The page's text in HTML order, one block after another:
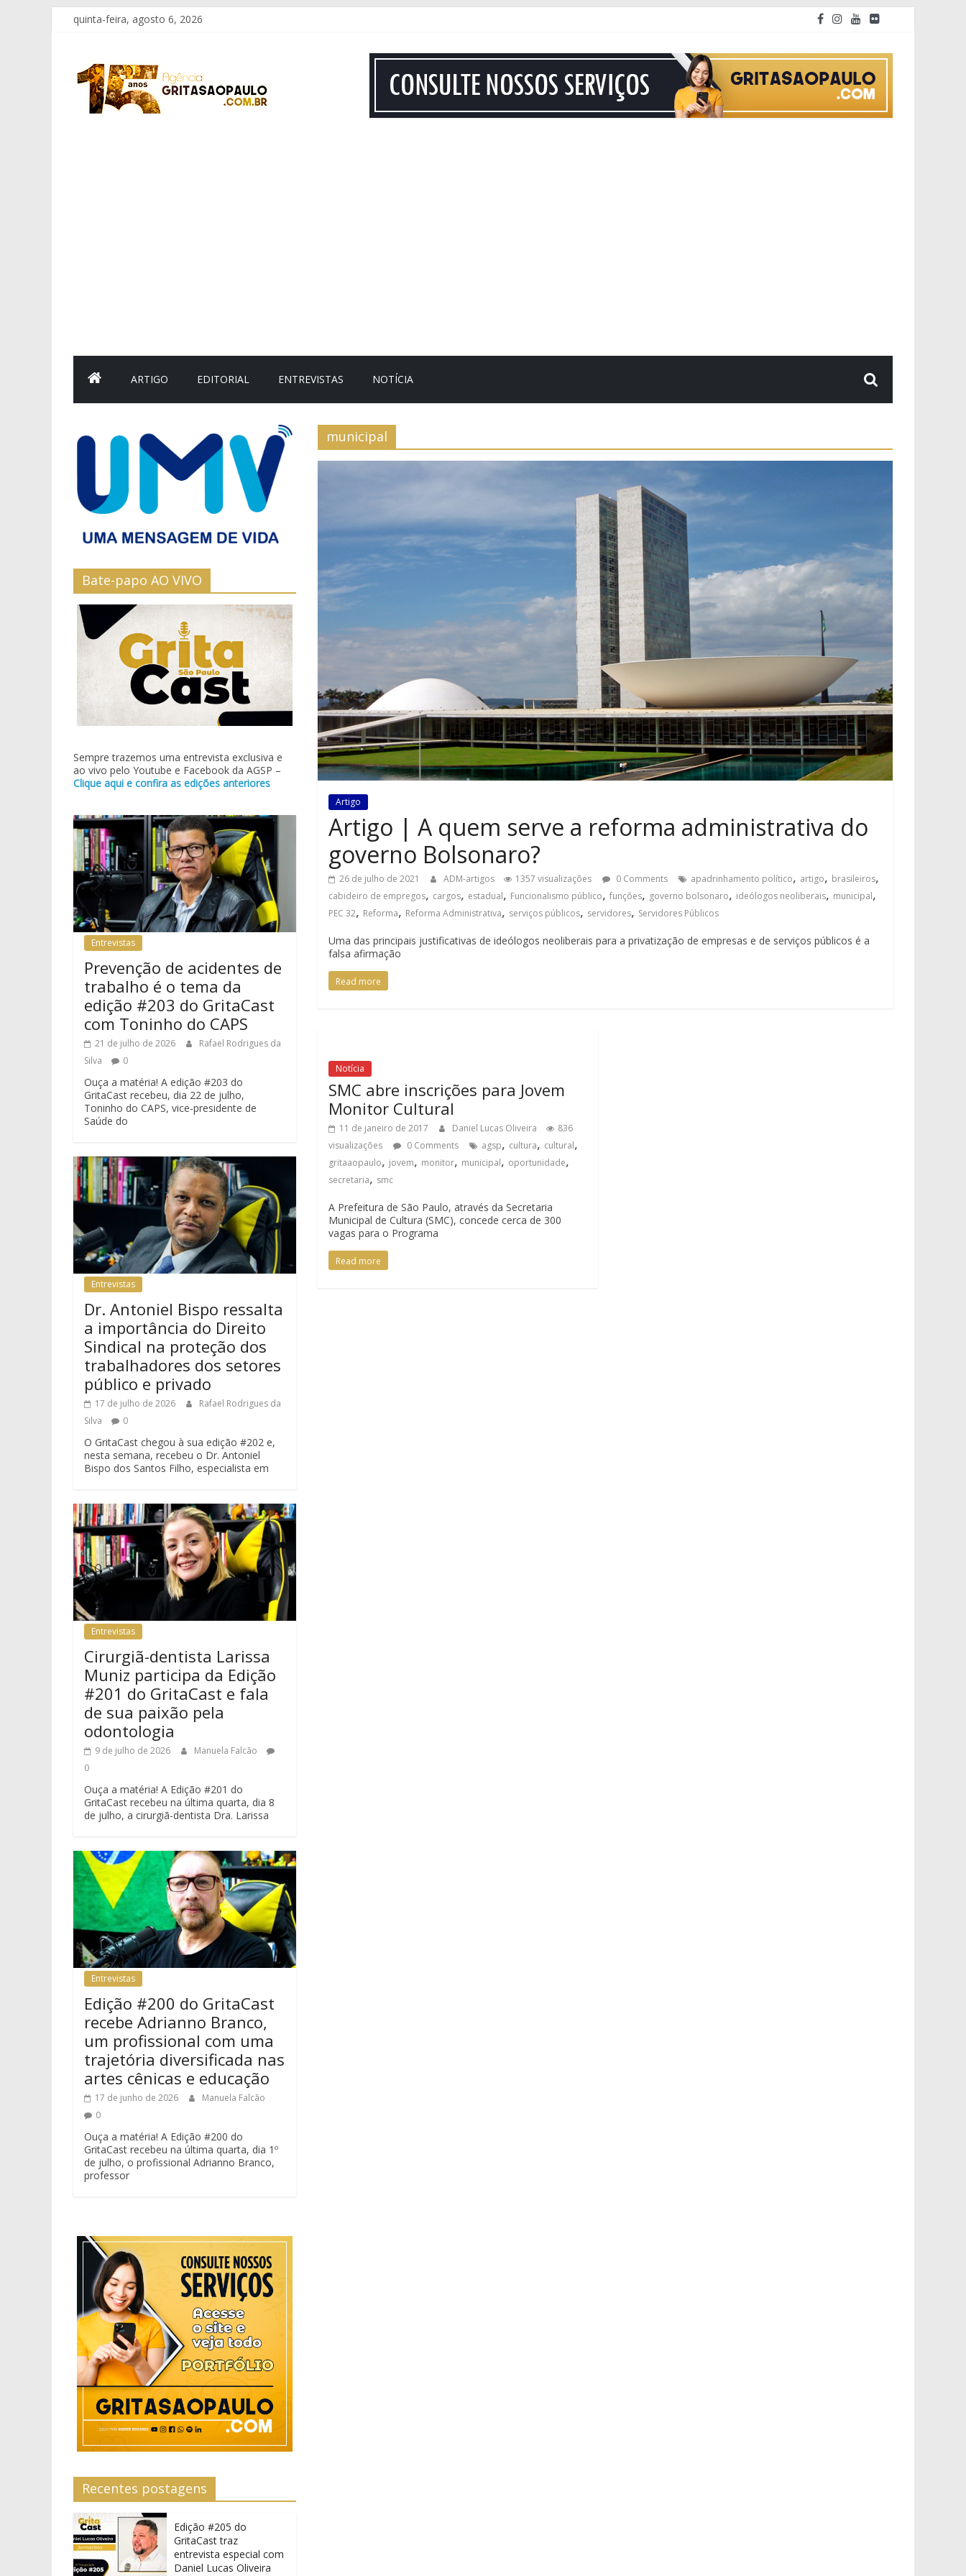
Pular
para
conteúdo
quinta-feira, agosto 6, 2026
Grita
São
ARTIGO EDITORIAL ENTREVISTAS NOTÍCIA
municipal
Artigo
Artigo | A quem serve a reforma administrativa do
governo Bolsonaro?
26 de julho de 2021 ADM-artigos 1357 visualizações 0 Comments apadrinhamento político, artigo, brasileiros,
cabideiro de empregos, cargos, estadual, Funcionalismo público, funções, governo bolsonaro, ideólogos neoliberais, municipal,
PEC 32, Reforma, Reforma Administrativa, serviços públicos, servidores, Servidores Públicos
Uma das principais justificativas de ideólogos neoliberais para a privatização de empresas e de serviços públicos é a
falsa afirmação
Read more
Notícia
SMC abre inscrições para Jovem
Monitor Cultural
11 de janeiro de 2017 Daniel Lucas Oliveira
836
visualizações
0 Comments agsp, cultura, cultural,
gritaaopaulo, jovem, monitor, municipal, oportunidade,
secretaria, smc
A Prefeitura de São Paulo, através da Secretaria
Municipal de Cultura (SMC), concede cerca de 300
vagas para o Programa
Read more
Bate-papo AO VIVO
Sempre trazemos uma entrevista exclusiva e
ao vivo pelo Youtube e Facebook da AGSP –
Clique aqui e confira as edições anteriores
Entrevistas
Prevenção de acidentes de
trabalho é o tema da
edição #203 do GritaCast
com Toninho do CAPS
21 de julho de 2026
Rafael Rodrigues da
Silva
0
Ouça a matéria! A edição #203 do
GritaCast recebeu, dia 22 de julho,
Toninho do CAPS, vice-presidente de
Saúde do
Entrevistas
Dr. Antoniel Bispo ressalta
a importância do Direito
Sindical na proteção dos
trabalhadores dos setores
público e privado
17 de julho de 2026
Rafael Rodrigues da
Silva
0
O GritaCast chegou à sua edição #202 e,
nesta semana, recebeu o Dr. Antoniel
Bispo dos Santos Filho, especialista em
Entrevistas
Cirurgiã-dentista Larissa
Muniz participa da Edição
#201 do GritaCast e fala
de sua paixão pela
odontologia
9 de julho de 2026
Manuela Falcão
0
Ouça a matéria! A Edição #201 do
GritaCast recebeu na última quarta, dia 8
de julho, a cirurgiã-dentista Dra. Larissa
Entrevistas
Edição #200 do GritaCast
recebe Adrianno Branco,
um profissional com uma
trajetória diversificada nas
artes cênicas e educação
17 de junho de 2026
Manuela Falcão
0
Ouça a matéria! A Edição #200 do
GritaCast recebeu na última quarta, dia 1º
de julho, o profissional Adrianno Branco,
professor
Recentes postagens
Edição #205 do
GritaCast traz
entrevista especial com
Daniel Lucas Oliveira